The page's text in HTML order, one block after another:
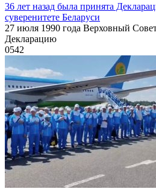
36 лет назад была принята
суверенитете Беларуси
27 июля 1990 года Верховный
Декларацию
0542